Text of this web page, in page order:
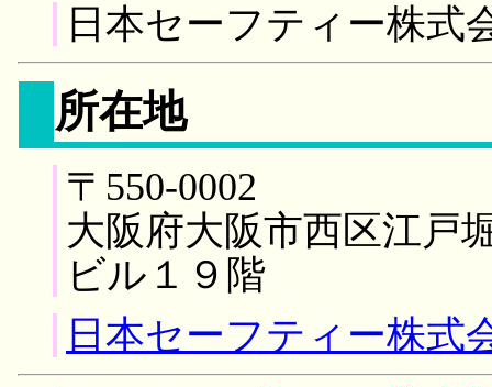
日本セーフティー株
所在地
〒550-0002
大阪府大阪市西区江戸
ビル１９階
日本セーフティー株